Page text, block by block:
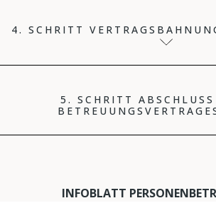
4. SCHRITT
5. SCHRITT ABSCHLUSS
INFOBLATT